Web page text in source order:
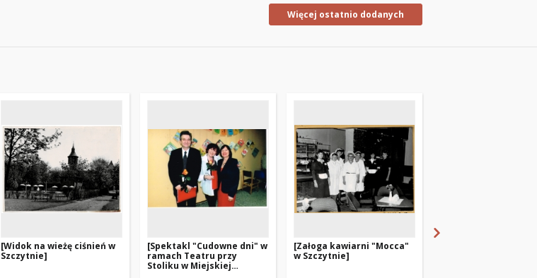
Więcej ostatnio dodanych
[Widok na wieżę ciśnień w
Szczytnie]
[Spektakl "Cudowne dni" w
ramach Teatru przy
Stoliku w Miejskiej
[Załoga kawiarni "Mocca"
w Szczytnie]